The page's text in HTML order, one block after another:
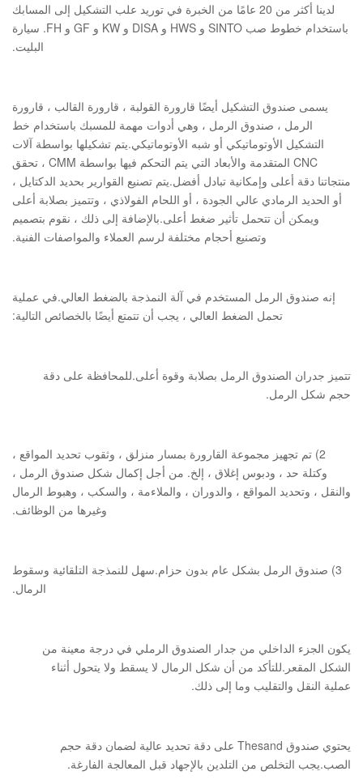
لدينا أكثر من 20 عامًا من الخبرة في توريد علب التشكيل إلى المسابك
باستخدام خطوط صب SINTO و HWS و DISA و KW و GF و FH. سيارة
البليت.
يسمى صندوق التشكيل أيضًا قارورة القولبة ، قارورة القالب ، قارورة
الرمل ، صندوق الرمل ، وهي أدوات مهمة للمسبك باستخدام خط
التشكيل الأوتوماتيكي أو شبه الأوتوماتيكي.يتم تشكيلها بواسطة آلات
CNC المتقدمة والأبعاد التي يتم التحكم فيها بواسطة CMM ، تحقق
منتجاتنا دقة أعلى وإمكانية تبادل أفضل.يتم تصنيع القوارير بحديد الدكتايل ،
أو الحديد الرمادي عالي الجودة ، أو اللحام الفولاذي ، وتتميز بصلابة أعلى
ويمكن أن تتحمل تأثير ضغط أعلى.بالإضافة إلى ذلك ، نقوم بتصميم
وتصنيع أحجام مختلفة لرسم العملاء والمواصفات الفنية.
إنه صندوق الرمل المستخدم في آلة النمذجة بالضغط العالي.في عملية
تحمل الضغط العالي ، يجب أن تتمتع أيضًا بالخصائص التالية:
تتميز جدران الصندوق الرمل بصلابة وقوة أعلى.للمحافظة على دقة
حجم شكل الرمل.
2) تم تجهيز مجموعة القارورة بمسار منزلق ، وثقوب تحديد المواقع ،
وكتلة حد ، ودبوس إغلاق ، إلخ. من أجل إكمال شكل صندوق الرمل ،
والنقل ، وتحديد المواقع ، والدوران ، والملاءمة ، والسكب ، وهبوط الرمال
وغيرها من الوظائف.
3) صندوق الرمل بشكل عام بدون حزام.سهل للنمذجة التلقائية وسقوط
الرمال.
يكون الجزء الداخلي من جدار الصندوق الرملي في درجة معينة من
الشكل المقعر.للتأكد من أن شكل الرمال لا يسقط ولا يتحول أثناء
عملية النقل والتقليب وما إلى ذلك.
يحتوي صندوق Thesand على دقة تحديد عالية لضمان دقة حجم
الصب.يجب التخلص من التلدين بالإجهاد قبل المعالجة الفارغة.